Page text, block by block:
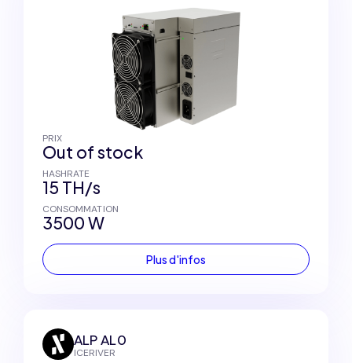
PRIX
Out of stock
HASHRATE
15 TH/s
CONSOMMATION
3500 W
Plus d'infos
ALP AL0
ICERIVER